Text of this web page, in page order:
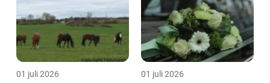
01 juli 2026 01 juli 2026